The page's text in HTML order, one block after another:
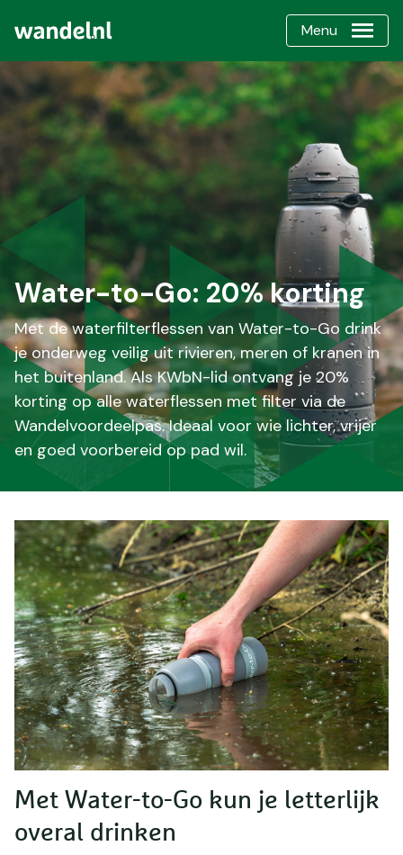
Menu
Water-to-Go: 20% korting
Met de waterfilterflessen van Water-to-Go drink
je onderweg veilig uit rivieren, meren of kranen in
het buitenland. Als KWbN-lid ontvang je 20%
korting op alle waterflessen met filter via de
Wandelvoordeelpas. Ideaal voor wie lichter, vrijer
en goed voorbereid op pad wil.
Met Water-to-Go kun je letterlijk
overal drinken